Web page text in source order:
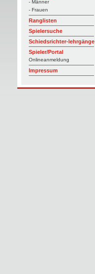
- Männer
- Frauen
Ranglisten
Spielersuche
Schiedsrichter-lehrgänge
Spieler/Portal
Onlineanmeldung
Impressum